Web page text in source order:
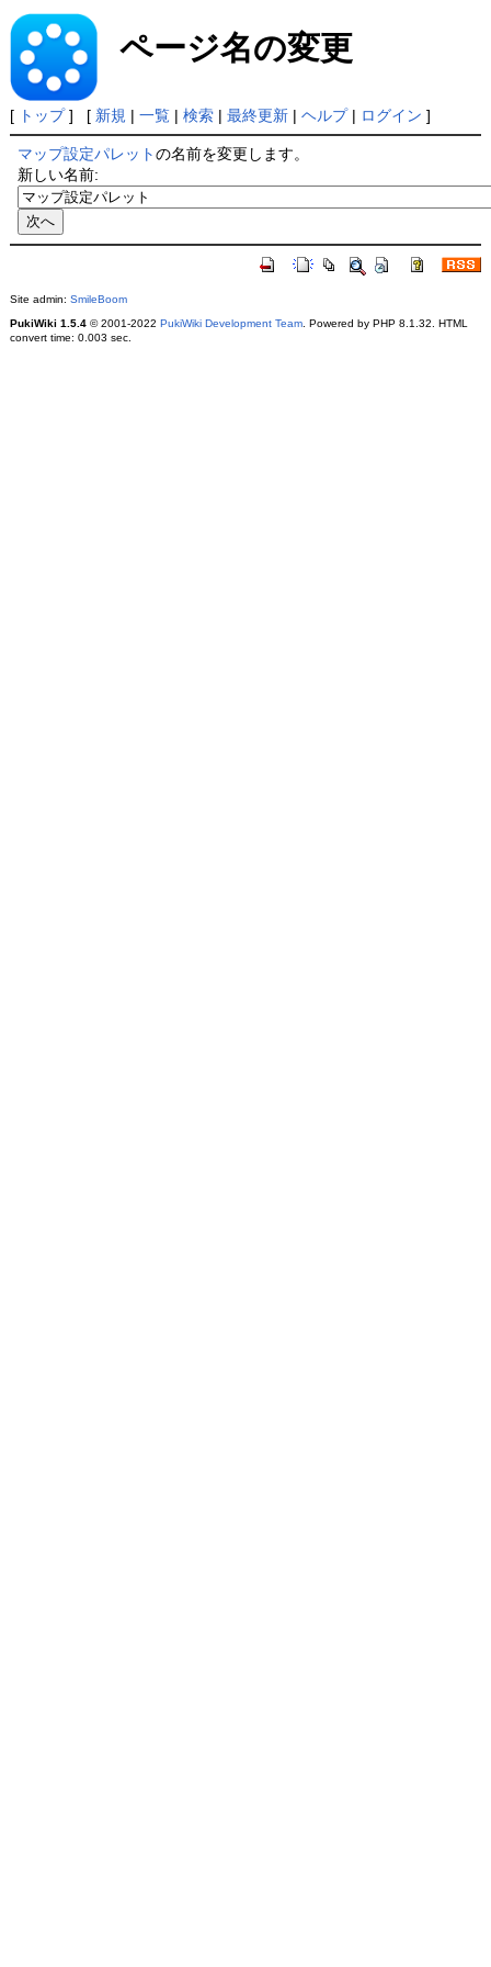
ページ名の変更
[ トップ] [ 新規 | 一覧| 検索| 最終更新| ヘルプ| ログイン ]
マップ設定パレットの名前を変更します。
新しい名前:
Site admin: SmileBoom
PukiWiki 1.5.4© 2001-2022 PukiWiki Development Team. Powered by PHP 8.1.32. HTML
convert time: 0.003 sec.